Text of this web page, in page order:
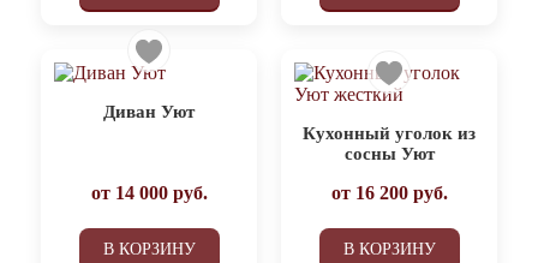
Диван Уют
от 14 000руб.
В КОРЗИНУ
Кухонный уголок из
сосны Уют
от 16 200руб.
В КОРЗИНУ